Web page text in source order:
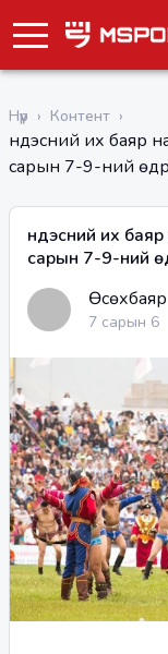
Нүүр › Контент ›
Үндэсний их баяр
сарын 7-9-ний
Үндэсний их
сарын 7-9-ний
Өсөхбаяр
7 сарын 6